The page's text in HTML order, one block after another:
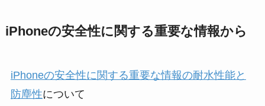
iPhoneの安全性に関する重要な情報から
iPhoneの安全性に関する重要な情報の耐水性能と
防塵性について